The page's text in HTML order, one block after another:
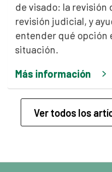
de visado: la revisión
revisión judicial, y
entender qué opción
situación.
Más información
Ver todos los